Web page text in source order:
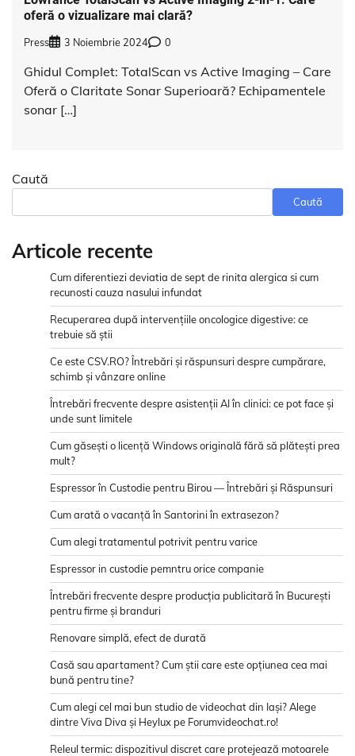
oferă o vizualizare mai clară?
Press 3 Noiembrie 2024 0
Ghidul Complet: TotalScan vs Active Imaging – Care
Oferă o Claritate Sonar Superioară? Echipamentele
sonar […]
Caută
Caută
Articole recente
Cum diferentiezi deviatia de sept de rinita alergica si cum
recunosti cauza nasului infundat
Recuperarea după intervențiile oncologice digestive: ce
trebuie să știi
Ce este CSV.RO? Întrebări și răspunsuri despre cumpărare,
schimb și vânzare online
Întrebări frecvente despre asistenții AI în clinici: ce pot face și
unde sunt limitele
Cum găsești o licență Windows originală fără să plătești prea
mult?
Espressor în Custodie pentru Birou — Întrebări și Răspunsuri
Cum arată o vacanță în Santorini în extrasezon?
Cum alegi tratamentul potrivit pentru varice
Espressor in custodie pemntru orice companie
Întrebări frecvente despre producția publicitară în București
pentru firme și branduri
Renovare simplă, efect de durată
Casă sau apartament? Cum știi care este opțiunea cea mai
bună pentru tine?
Cum alegi cel mai bun studio de videochat din Iași? Alege
dintre Viva Diva și Heylux pe Forumvideochat.ro!
Releul termic: dispozitivul discret care protejează motoarele